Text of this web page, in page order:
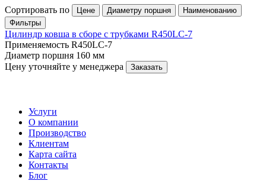
Сортировать по Цене Диаметру поршня
Наименованию
Фильтры
Цилиндр ковша в сборе с трубками R450LC-7
Применяемость R450LC-7
Диаметр поршня 160 мм
Цену уточняйте у менеджера
Заказать
Услуги
О компании
Производство
Клиентам
Карта сайта
Контакты
Блог